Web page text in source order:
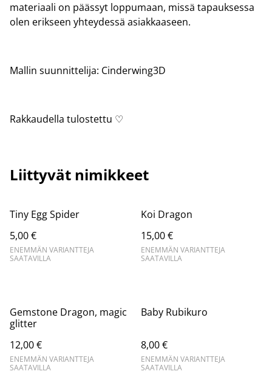
materiaali on päässyt loppumaan, missä tapauksessa
olen erikseen yhteydessä asiakkaaseen.
Mallin suunnittelija: Cinderwing3D
Rakkaudella tulostettu ♡
Liittyvät nimikkeet
Tiny Egg Spider
5,00 €
ENEMMÄN VARIANTTEJA
SAATAVILLA
Koi Dragon
15,00 €
ENEMMÄN VARIANTTEJA
SAATAVILLA
Gemstone Dragon, magic
glitter
12,00 €
ENEMMÄN VARIANTTEJA
SAATAVILLA
Baby Rubikuro
8,00 €
ENEMMÄN VARIANTTEJA
SAATAVILLA